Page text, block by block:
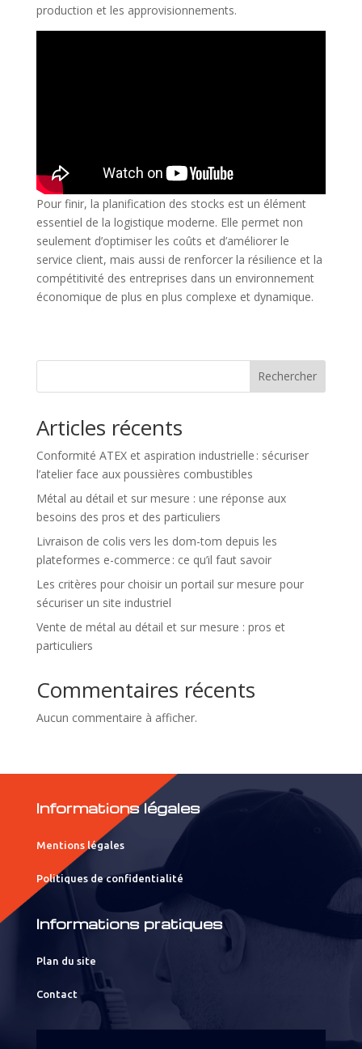
production et les approvisionnements.
Pour finir, la planification des stocks est un élément
essentiel de la logistique moderne. Elle permet non
seulement d’optimiser les coûts et d’améliorer le
service client, mais aussi de renforcer la résilience et la
compétitivité des entreprises dans un environnement
économique de plus en plus complexe et dynamique.
Rechercher
Articles récents
Conformité ATEX et aspiration industrielle : sécuriser
l’atelier face aux poussières combustibles
Métal au détail et sur mesure : une réponse aux
besoins des pros et des particuliers
Livraison de colis vers les dom-tom depuis les
plateformes e-commerce : ce qu’il faut savoir
Les critères pour choisir un portail sur mesure pour
sécuriser un site industriel
Vente de métal au détail et sur mesure : pros et
particuliers
Commentaires récents
Aucun commentaire à afficher.
Informations légales
Mentions légales
Politiques de confidentialité
Informations pratiques
Plan du site
Contact